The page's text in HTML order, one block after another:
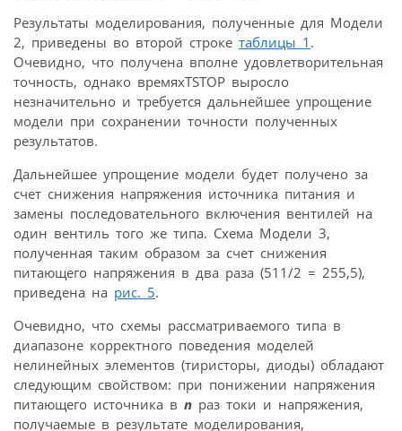
Результаты моделирования, полученные для Модели
2, приведены во второй строке таблицы 1 .
Очевидно, что получена вполне удовлетворительная
точность, однако времяxTSTOP выросло
незначительно и требуется дальнейшее упрощение
модели при сохранении точности полученных
результатов.
Дальнейшее упрощение модели будет получено за
счет снижения напряжения источника питания и
замены последовательного включения вентилей на
один вентиль того же типа. Схема Модели 3,
полученная таким образом за счет снижения
питающего напряжения в два раза (511/2 = 255,5),
приведена на рис. 5.
Очевидно, что схемы рассматриваемого типа в
диапазоне корректного поведения моделей
нелинейных элементов (тиристоры, диоды) обладают
следующим свойством: при понижении напряжения
питающего источника в п раз токи и напряжения,
получаемые в результате моделирования,